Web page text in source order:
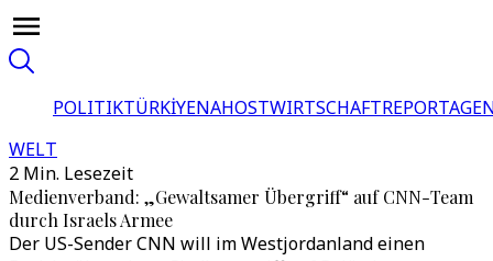
POLITIKTÜRKİYENAHOSTWIRTSCHAFT
WELT
2 Min. Lesezeit
Medienverband: „Gewaltsamer Übergriff“ auf CNN-Team
durch Israels Armee
Der US-Sender CNN will im Westjordanland einen